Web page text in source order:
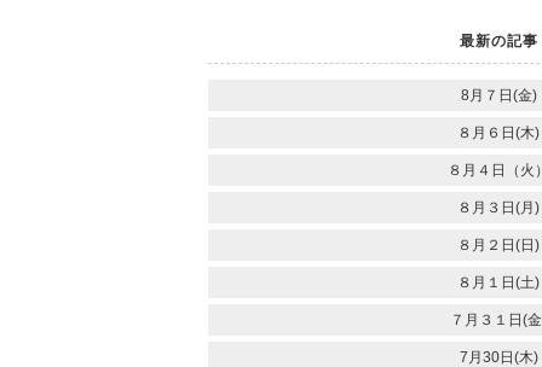
最新の記事
8月７日(金)
８月６日(木)
８月４日（火
８月３日(月)
８月２日(日)
８月１日(土)
７月３１日(
7月30日(木)